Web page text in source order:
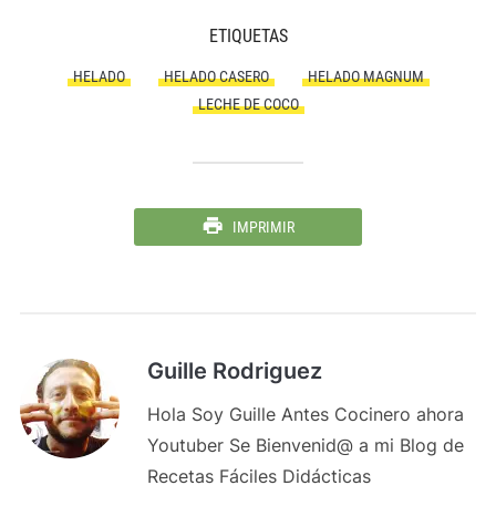
ETIQUETAS
HELADO HELADO CASERO
HELADO MAGNUM
LECHE DE COCO
IMPRIMIR
Guille Rodriguez
Hola Soy Guille Antes Cocinero ahora
Youtuber Se Bienvenid@ a mi Blog de
Recetas Fáciles Didácticas